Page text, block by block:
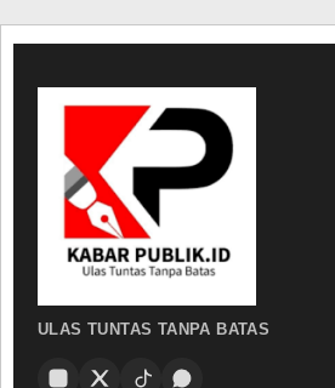
ULAS TUNTAS TANPA BATAS